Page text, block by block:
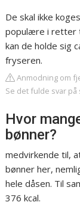
De skal ikke
populære i retter
kan de holde sig
fryseren.
Anmodning om
Se det fulde svar
Hvor
bønner?
medvirkende til,
bønner her,
hele dåsen. Til
376 kcal.